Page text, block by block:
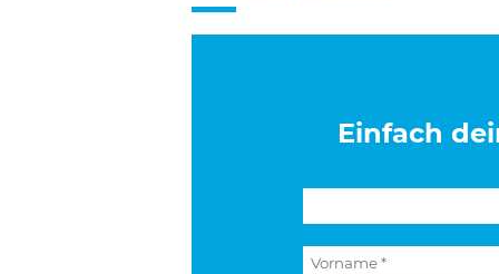
Einfach